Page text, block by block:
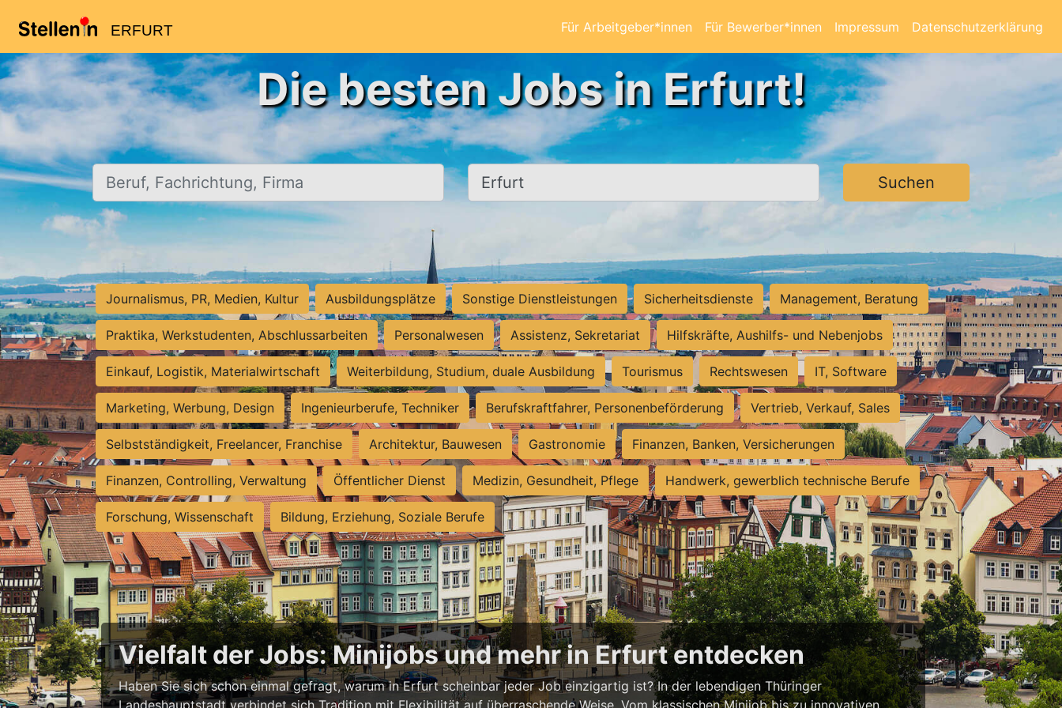
ERFURT Für Arbeitgeber*innen Für Bewerber*innen Impressum Datenschutzerklärung
Die besten Jobs in Erfurt!
Beruf, Fachrichtung, Firma Ort, Stadt Suchen
Journalismus, PR, Medien, Kultur Ausbildungsplätze Sonstige Dienstleistungen Sicherheitsdienste Management, Beratung
Praktika, Werkstudenten, Abschlussarbeiten Personalwesen Assistenz, Sekretariat Hilfskräfte, Aushilfs- und Nebenjobs
Einkauf, Logistik, Materialwirtschaft Weiterbildung, Studium, duale Ausbildung Tourismus Rechtswesen IT, Software
Marketing, Werbung, Design Ingenieurberufe, Techniker Berufskraftfahrer, Personenbeförderung Vertrieb, Verkauf, Sales
Selbstständigkeit, Freelancer, Franchise Architektur, Bauwesen Gastronomie Finanzen, Banken, Versicherungen
Finanzen, Controlling, Verwaltung Öffentlicher Dienst Medizin, Gesundheit, Pflege Handwerk, gewerblich technische Berufe
Forschung, Wissenschaft Bildung, Erziehung, Soziale Berufe
Vielfalt der Jobs: Minijobs und mehr in Erfurt entdecken
Haben Sie sich schon einmal gefragt, warum in Erfurt scheinbar jeder Job einzigartig ist? In der lebendigen Thüringer